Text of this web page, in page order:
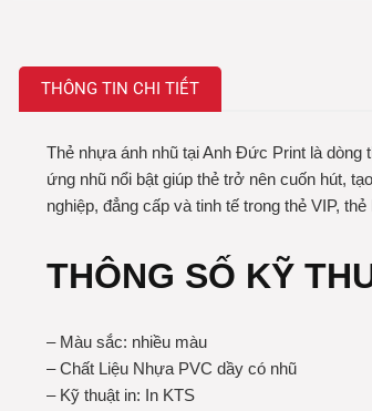
THÔNG TIN CHI TIẾT
Thẻ nhựa ánh nhũ tại Anh Đức Print là dòng
ứng nhũ nổi bật giúp thẻ trở nên cuốn hút,
nghiệp, đẳng cấp và tinh tế trong thẻ VIP,
THÔNG SỐ KỸ
– Màu sắc: nhiều màu
– Chất Liệu Nhựa PVC dầy có nhũ
– Kỹ thuật in: In KTS